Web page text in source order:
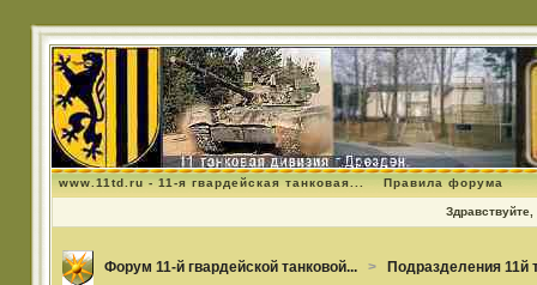
www.11td.ru - 11-я гвардейская танковая... Правила форума
Здравствуйте,
Форум 11-й гвардейской танковой... > Подразделения 11й